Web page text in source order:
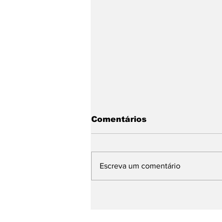
Comentários
Escreva um comentário